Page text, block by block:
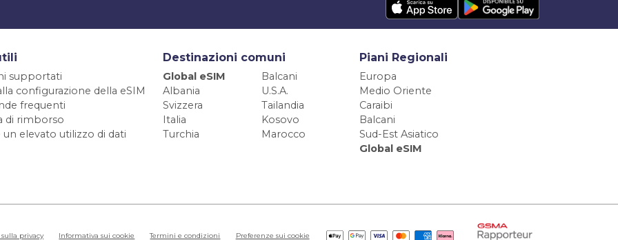
supportati
configurazione della eSIM
frequenti
di rimborso
un elevato utilizzo di dati
Destinazioni comuni
Global eSIM
Balcani
Albania
U.S.A.
Svizzera
Tailandia
Italia
Kosovo
Turchia
Marocco
Piani Regionali
Europa
Medio Oriente
Caraibi
Balcani
Sud-Est Asiatico
Global eSIM
privacy Informativa sui cookie Termini e condizioni Preferenze sui cookie